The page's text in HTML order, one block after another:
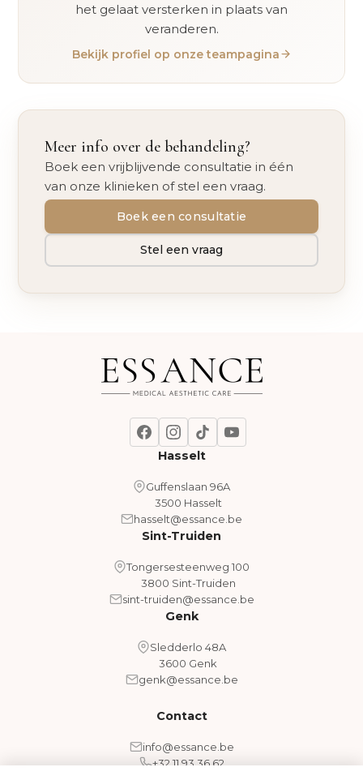
het gelaat versterken in plaats van
veranderen.
Bekijk profiel op onze teampagina
Meer info over de behandeling?
Boek een vrijblijvende consultatie in één
van onze klinieken of stel een vraag.
Boek een consultatie
Stel een vraag
Hasselt
Guffenslaan 96A
3500 Hasselt
hasselt@essance.be
Sint-Truiden
Tongersesteenweg 100
3800 Sint-Truiden
sint-truiden@essance.be
Genk
Sledderlo 48A
3600 Genk
genk@essance.be
Contact
info@essance.be
+32 11 93 36 62